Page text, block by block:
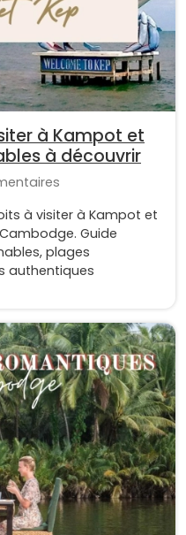
à Kampot et
à découvrir
à visiter à Kampot et
Guide
plages
authentiques